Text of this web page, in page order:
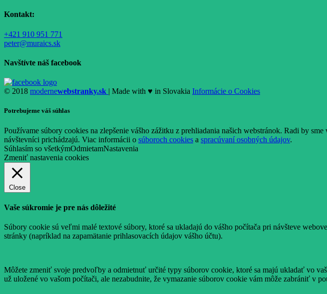
Kontakt:
+421 910 951 771
peter@muraics.sk
Navštívte náš facebook
© 2018 modernewebstranky.sk | Made with ♥ in Slovakia Informácie o Cookies
Potrebujeme váš súhlas
Používame súbory cookies na zlepšenie vášho zážitku z prehliadania našich webstránok. Radi by
návštevníci prichádzajú. Viac informácii o súboroch cookies a spracúvaní osobných údajov.
Súhlasím so všetkýmOdmietamNastavenia
Zmeniť nastavenia cookies
Close
Vaše súkromie je pre nás dôležité
Súbory cookie sú veľmi malé textové súbory, ktoré sa ukladajú do vášho počítača pri návšteve
stránky (napríklad na zapamätanie prihlasovacích údajov vášho účtu).
Môžete zmeniť svoje predvoľby a odmietnuť určité typy súborov cookie, ktoré sa majú ukladať vo
už uložené vo vašom počítači, ale nezabudnite, že vymazanie súborov cookie vám môže zabrániť v